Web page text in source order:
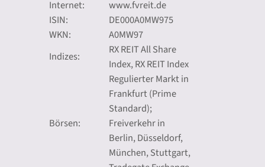
Internet:
www.fvreit.de
ISIN:
DE000A0MW975
WKN:
A0MW97
Indizes:
RX REIT All Share
Index, RX REIT Index
Börsen:
Regulierter Markt in
Frankfurt (Prime
Standard);
Freiverkehr in
Berlin, Düsseldorf,
München, Stuttgart,